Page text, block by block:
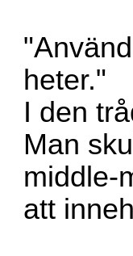
heter."
I den
Man
middle-
att